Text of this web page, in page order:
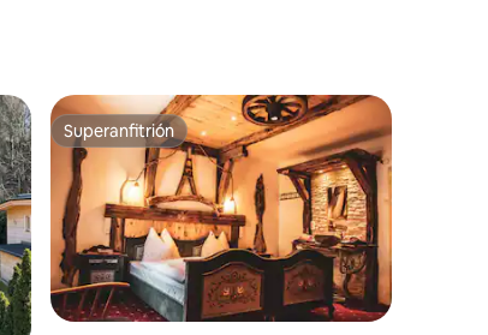
Superanfitrión
Superanfitrión